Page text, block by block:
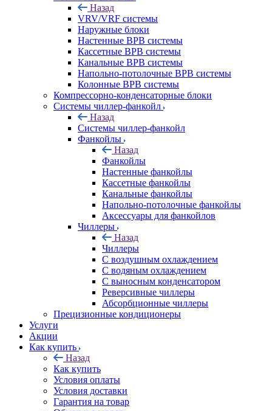
Назад
VRV/VRF системы
Наружные блоки
Настенные ВРВ системы
Кассетные ВРВ системы
Канальные ВРВ системы
Напольно-потолочные ВРВ системы
Колонные ВРВ системы
Компрессорно-конденсаторные блоки
Системы чиллер-фанкойл
Назад
Системы чиллер-фанкойл
Фанкойлы
Назад
Фанкойлы
Настенные фанкойлы
Кассетные фанкойлы
Канальные фанкойлы
Напольно-потолочные фанкойлы
Аксессуары для фанкойлов
Чиллеры
Назад
Чиллеры
С воздушным охлаждением
С водяным охлаждением
С выносным конденсатором
Реверсивные чиллеры
Абсорбционные чиллеры
Прецизионные кондиционеры
Услуги
Акции
Как купить
Назад
Как купить
Условия оплаты
Условия доставки
Гарантия на товар